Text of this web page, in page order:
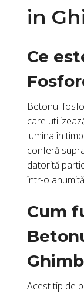
in
Ce
Betonul
care
lumina în
conferă
datorită
într-o
Cum
Acest tip de